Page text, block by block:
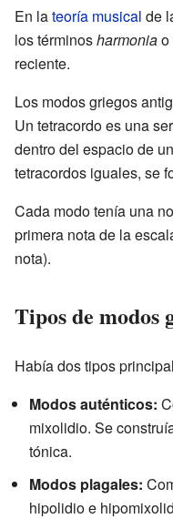
En lateoría musical de
los términosharmoniao
reciente.
Los modos griegos
Un tetracordo es una
dentro del espacio de
tetracordos iguales, se
Cada modo tenía una
primera nota de la
nota).
Tipos de modos
Había dos tipos
Modos auténticos:
mixolidio. Se
tónica.
Modos plagales:
hipolidio e